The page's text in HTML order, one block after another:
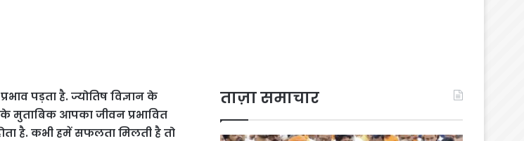
पड़ता है. ज्योतिष विज्ञान के
मुताबिक आपका जीवन प्रभावित
है. कभी हमें सफलता मिलती है तो
ताज़ा समाचार